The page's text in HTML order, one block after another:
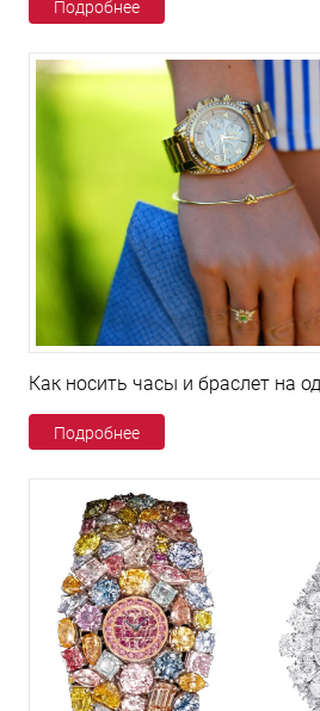
Подробнее
Как носить часы и браслет на
Подробнее